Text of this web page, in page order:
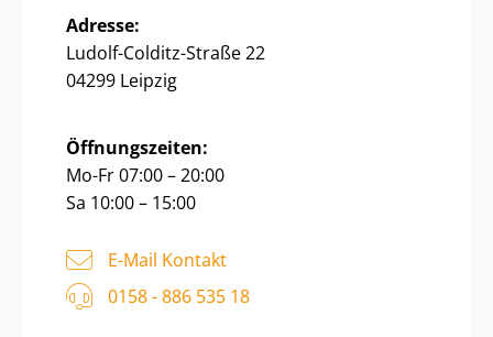
Adresse:
Ludolf-Colditz-Straße 22
04299 Leipzig
Öffnungszeiten:
Mo-Fr 07:00 – 20:00
Sa 10:00 – 15:00
E-Mail Kontakt
0158 - 886 535 18